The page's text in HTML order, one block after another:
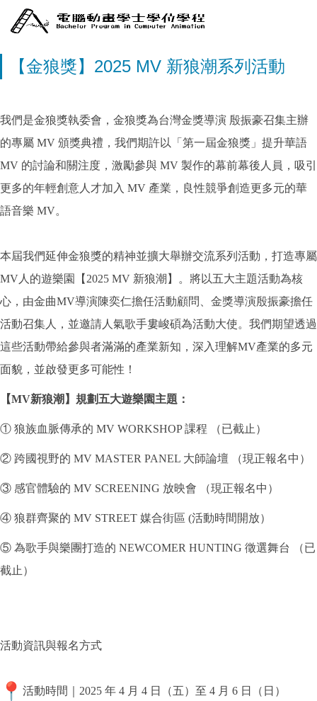
【金狼獎】2025 MV 新狼潮系列活動
我們是金狼獎執委會，金狼獎為台灣金獎導演 殷振豪召集主辦
的專屬 MV 頒獎典禮，我們期許以「第一屆金狼獎」提升華語
MV 的討論和關注度，激勵參與 MV 製作的幕前幕後人員，吸引
更多的年輕創意人才加入 MV 產業，良性競爭創造更多元的華
語音樂 MV。
本屆我們延伸金狼獎的精神並擴大舉辦交流系列活動， 打造專屬
MV人的遊樂園【2025 MV 新狼潮】。將以五大主題活動為核
心， 由金曲MV導演陳奕仁擔任活動顧問、 金獎導演殷振豪擔任
活動召集人， 並邀請人氣歌手婁峻碩為活動大使。 我們期望透過
這些活動帶給參與者滿滿的產業新知， 深入理解MV產業的多元
面貌，並啟發更多可能性！
【MV新狼潮】規劃五大遊樂園主題：
① 狼族血脈傳承的 MV WORKSHOP 課程 （已截止）
② 跨國視野的 MV MASTER PANEL 大師論壇 （現正報名中）
③ 感官體驗的 MV SCREENING 放映會 （現正報名中）
④ 狼群齊聚的 MV STREET 媒合街區 (活動時間開放）
⑤ 為歌手與樂團打造的 NEWCOMER HUNTING 徵選舞台 （已
截止）
活動資訊與報名方式
活動時間｜2025 年 4 月 4 日（五）至 4 月 6 日（日）